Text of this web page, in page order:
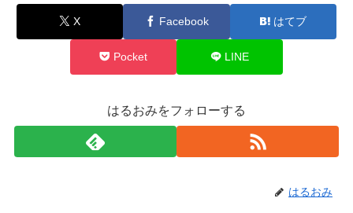
X Facebook はてブ
Pocket LINE
はるおみをフォローする
はるおみ